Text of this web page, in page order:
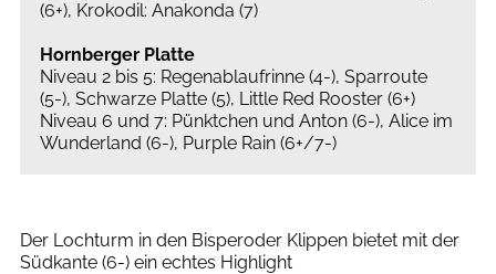
(6+), Krokodil: Anakonda (7)
Hornberger Platte
Niveau 2 bis 5: Regenablaufrinne (4-), Sparroute
(5-), Schwarze Platte (5), Little Red Rooster (6+)
Niveau 6 und 7: Pünktchen und Anton (6-), Alice im
Wunderland (6-), Purple Rain (6+/7-)
Der Lochturm in den Bisperoder Klippen bietet mit der
Südkante (6-) ein echtes Highlight